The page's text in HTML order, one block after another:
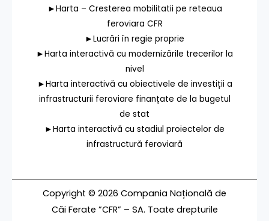
►Harta – Cresterea mobilitatii pe reteaua
feroviara CFR
►Lucrări în regie proprie
►Harta interactivă cu modernizările trecerilor la
nivel
►Harta interactivă cu obiectivele de investiții a
infrastructurii feroviare finanțate de la bugetul
de stat
►Harta interactivă cu stadiul proiectelor de
infrastructură feroviară
Copyright © 2026 Compania Națională de
Căi Ferate ”CFR” – SA. Toate drepturile